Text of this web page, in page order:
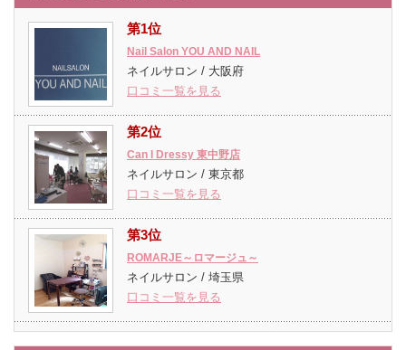
第1位
Nail Salon YOU AND NAIL
ネイルサロン / 大阪府
口コミ一覧を見る
第2位
Can I Dressy 東中野店
ネイルサロン / 東京都
口コミ一覧を見る
第3位
ROMARJE～ロマージュ～
ネイルサロン / 埼玉県
口コミ一覧を見る